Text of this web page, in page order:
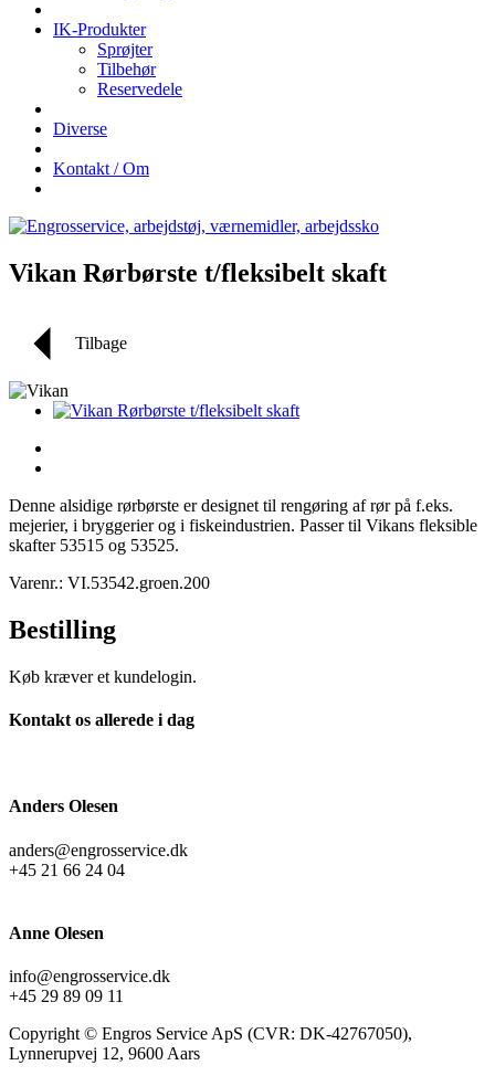
IK-Produkter
Sprøjter
Tilbehør
Reservedele
Diverse
Kontakt / Om
Vikan Rørbørste t/fleksibelt skaft
Tilbage
Denne alsidige rørbørste er designet til rengøring af rør på f.eks.
mejerier, i bryggerier og i fiskeindustrien. Passer til Vikans fleksible
skafter 53515 og 53525.
Varenr.: VI.53542.groen.200
Bestilling
Køb kræver et kundelogin.
Kontakt os allerede i dag
Anders Olesen
anders@engrosservice.dk
+45 21 66 24 04
Anne Olesen
info@engrosservice.dk
+45 29 89 09 11
Copyright © Engros Service ApS (CVR: DK-42767050),
Lynnerupvej 12, 9600 Aars